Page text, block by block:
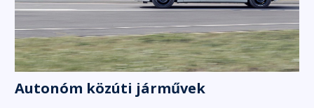
Autonóm közúti járművek